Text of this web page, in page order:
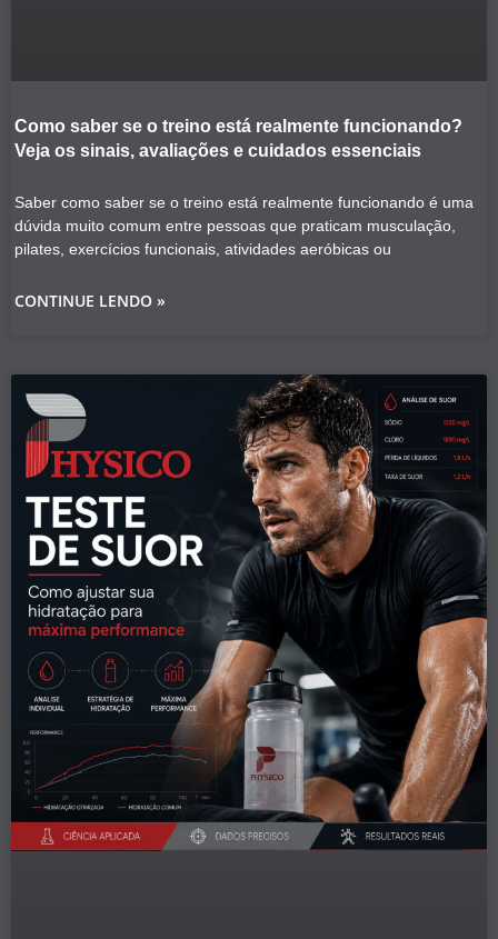
Como saber se o treino está realmente funcionando?
Veja os sinais, avaliações e cuidados essenciais
Saber como saber se o treino está realmente funcionando é uma
dúvida muito comum entre pessoas que praticam musculação,
pilates, exercícios funcionais, atividades aeróbicas ou
CONTINUE LENDO »